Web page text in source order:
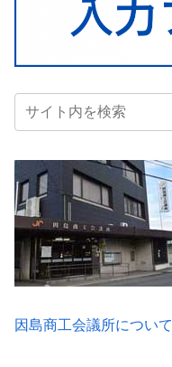
因島商工会議所について